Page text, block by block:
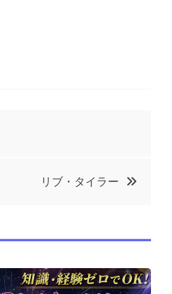
リブ・タイラー